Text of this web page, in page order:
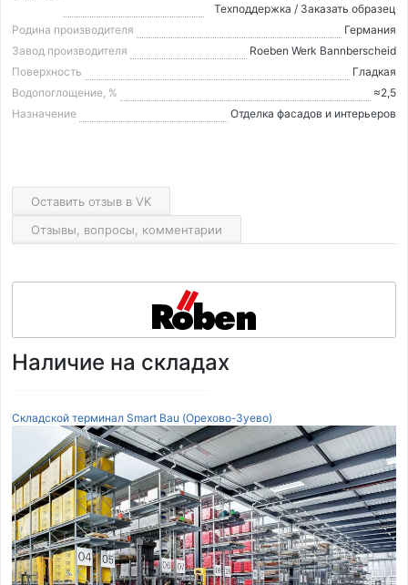
Техподдержка / Заказать образец
Родина производителя
Германия
Завод производителя
Roeben Werk Bannberscheid
Поверхность
Гладкая
Водопоглощение, %
≈2,5
Назначение
Отделка фасадов и интерьеров
Оставить отзыв в VK
Отзывы, вопросы, комментарии
Наличие на складах
Складской терминал Smart Bau (Орехово-Зуево)